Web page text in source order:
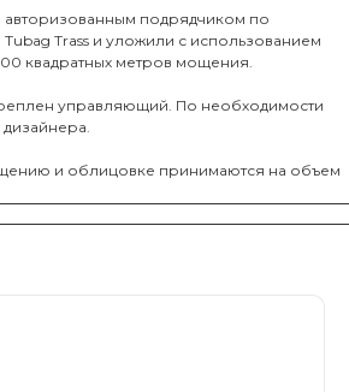
авторизованным подрядчиком по
Trass и уложили с использованием
квадратных метров мощения.
управляющий. По необходимости
и облицовке принимаются на объем
ПОМОЩЬ
Навесы,